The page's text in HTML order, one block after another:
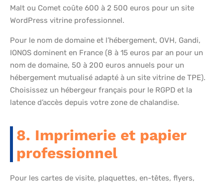
Malt ou Comet coûte 600 à 2 500 euros pour un site
WordPress vitrine professionnel.
Pour le nom de domaine et l’hébergement, OVH, Gandi,
IONOS dominent en France (8 à 15 euros par an pour un
nom de domaine, 50 à 200 euros annuels pour un
hébergement mutualisé adapté à un site vitrine de TPE).
Choisissez un hébergeur français pour le RGPD et la
latence d’accès depuis votre zone de chalandise.
8. Imprimerie et papier
professionnel
Pour les cartes de visite, plaquettes, en-têtes, flyers,